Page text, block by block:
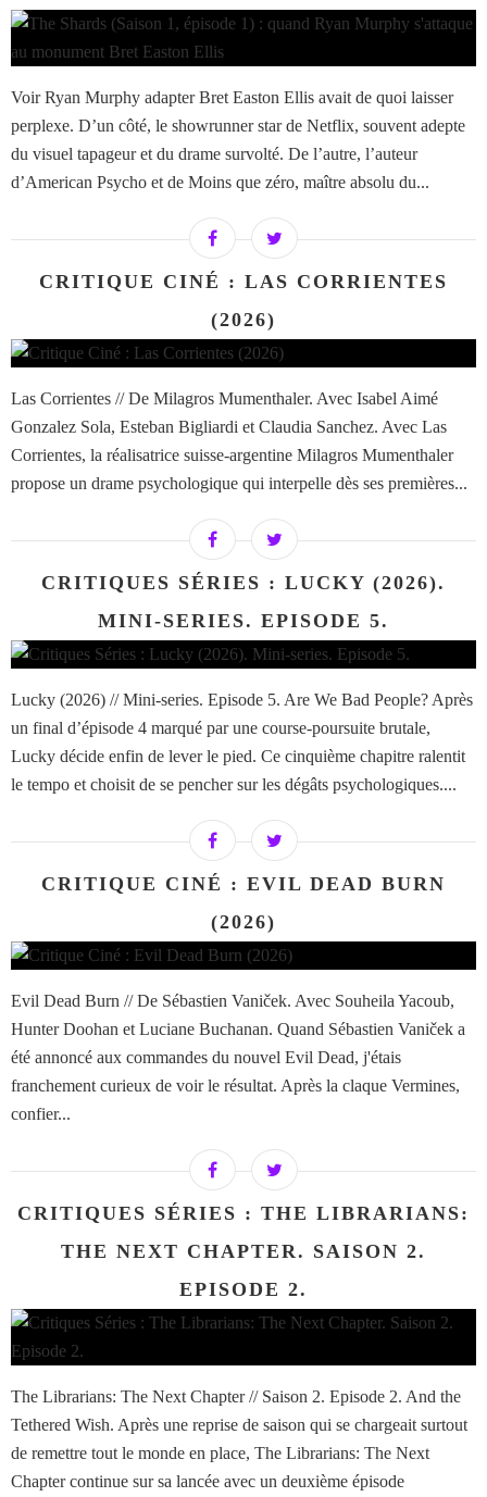
Voir Ryan Murphy adapter Bret Easton Ellis avait de quoi laisser
perplexe. D’un côté, le showrunner star de Netflix, souvent adepte
du visuel tapageur et du drame survolté. De l’autre, l’auteur
d’American Psycho et de Moins que zéro, maître absolu du...
CRITIQUE CINÉ : LAS CORRIENTES
(2026)
Las Corrientes // De Milagros Mumenthaler. Avec Isabel Aimé
Gonzalez Sola, Esteban Bigliardi et Claudia Sanchez. Avec Las
Corrientes, la réalisatrice suisse-argentine Milagros Mumenthaler
propose un drame psychologique qui interpelle dès ses premières...
CRITIQUES SÉRIES : LUCKY (2026).
MINI-SERIES. EPISODE 5.
Lucky (2026) // Mini-series. Episode 5. Are We Bad People? Après
un final d’épisode 4 marqué par une course-poursuite brutale,
Lucky décide enfin de lever le pied. Ce cinquième chapitre ralentit
le tempo et choisit de se pencher sur les dégâts psychologiques....
CRITIQUE CINÉ : EVIL DEAD BURN
(2026)
Evil Dead Burn // De Sébastien Vaniček. Avec Souheila Yacoub,
Hunter Doohan et Luciane Buchanan. Quand Sébastien Vaniček a
été annoncé aux commandes du nouvel Evil Dead, j'étais
franchement curieux de voir le résultat. Après la claque Vermines,
confier...
CRITIQUES SÉRIES : THE LIBRARIANS:
THE NEXT CHAPTER. SAISON 2.
EPISODE 2.
The Librarians: The Next Chapter // Saison 2. Episode 2. And the
Tethered Wish. Après une reprise de saison qui se chargeait surtout
de remettre tout le monde en place, The Librarians: The Next
Chapter continue sur sa lancée avec un deuxième épisode